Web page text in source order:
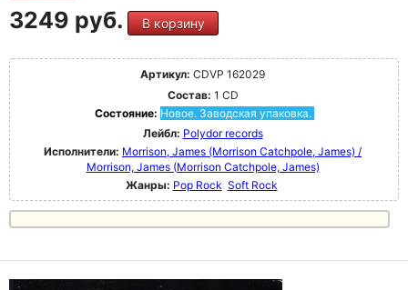
3249 руб. В корзину
Артикул: CDVP 162029
Состав: 1 CD
Состояние: Новое. Заводская упаковка.
Лейбл: Polydor records
Исполнители: Morrison, James (Morrison Catchpole, James) /
Morrison, James (Morrison Catchpole, James)
Жанры: Pop Rock Soft Rock